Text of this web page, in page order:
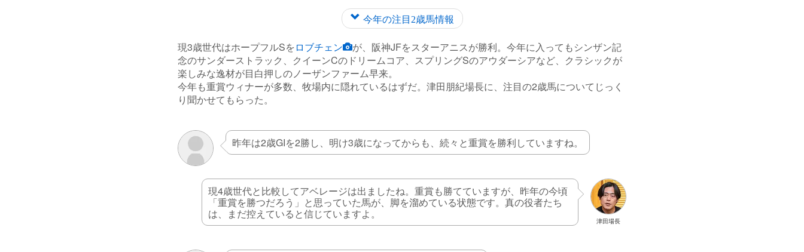
今年の注目2歳馬情報
現3歳世代はホープフルSを ロブチェン
が、阪神JFをスターアニスが勝利。今年に入ってもシンザン記
念のサンダーストラック、クイーンCのドリームコア、スプリングSのアウダーシアなど、クラシックが
楽しみな逸材が目白押しのノーザンファーム早来。
今年も重賞ウィナーが多数、牧場内に隠れているはずだ。津田朋紀場長に、注目の2歳馬についてじっく
り聞かせてもらった。
昨年は2歳GIを2勝し、明け3歳になってからも、続々と重賞を勝利していますね。
津田場長
現4歳世代と比較してアベレージは出ましたね。重賞も勝てていますが、昨年の今頃
「重賞を勝つだろう」と思っていた馬が、脚を溜めている状態です。真の役者たち
は、まだ控えていると信じていますよ。